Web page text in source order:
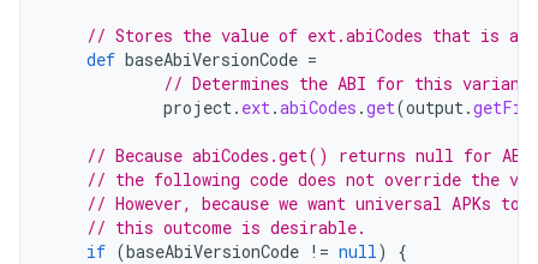
// Stores the value of ext.abiCodes that is
def baseAbiVersionCode =
// Determines the ABI for this variant
project. ext.abiCodes .get(output.
// Because abiCodes.get() returns null for
// the following code does not override the
// However, because we want universal APKs
// this outcome is desirable.
if (baseAbiVersionCode != null) {